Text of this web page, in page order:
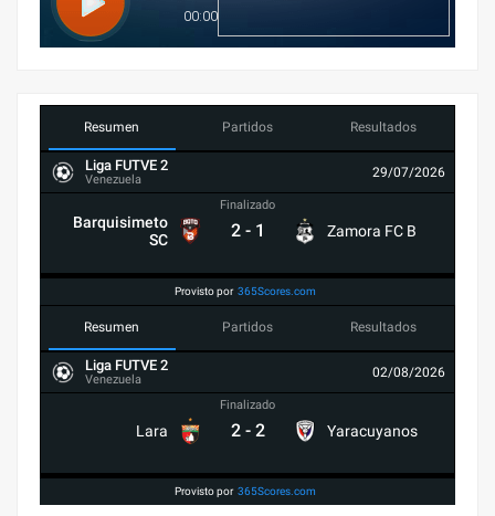
Resumen Partidos Resultados
Liga FUTVE 2
Venezuela 29/07/2026
Barquisimeto
SC
Finalizado
2 - 1 Zamora FC B
Provisto por 365Scores.com
Resumen Partidos Resultados
Liga FUTVE 2
Venezuela 02/08/2026
Lara
Finalizado
2 - 2 Yaracuyanos
Provisto por 365Scores.com